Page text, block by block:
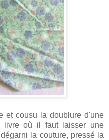
et cousu la doublure d'une
livre où il faut laisser une
la couture, pressé la